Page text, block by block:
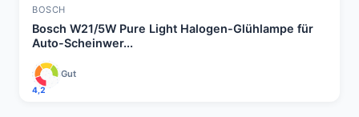
BOSCH
Bosch W21/5W Pure Light Halogen-Glühlampe für
Auto-Scheinwer...
4,2
Gut